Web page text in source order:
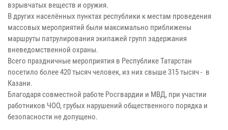
взрывчатых веществ и оружия.
В других населённых пунктах республики к местам проведения
массовых мероприятий были максимально приближены
маршруты патрулирования экипажей групп задержания
вневедомственной охраны.
Всего праздничные мероприятия в Республике Татарстан
посетило более 420 тысяч человек, из них свыше 315 тысяч - в
Казани.
Благодаря совместной работе Росгвардии и МВД, при участии
работников ЧОО, грубых нарушений общественного порядка и
безопасности не допущено.